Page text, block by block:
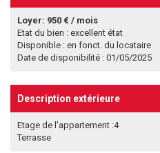
Loyer: 950 € / mois
Etat du bien : excellent état
Disponible : en fonct. du locataire
Date de disponibilité : 01/05/2025
Description extérieure
Etage de l'appartement :4
Terrasse